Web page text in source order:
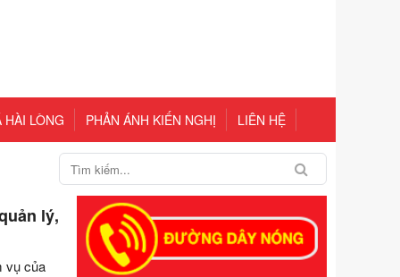
HÀI LÒNG PHẢN ÁNH KIẾN NGHỊ LIÊN HỆ
lý,
vụ của